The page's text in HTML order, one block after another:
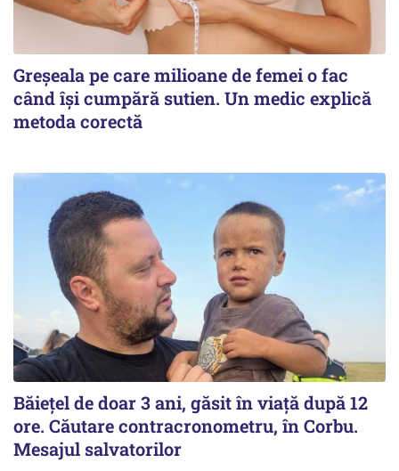
Greșeala pe care milioane de femei o fac
când își cumpără sutien. Un medic explică
metoda corectă
Băiețel de doar 3 ani, găsit în viață după 12
ore. Căutare contracronometru, în Corbu.
Mesajul salvatorilor